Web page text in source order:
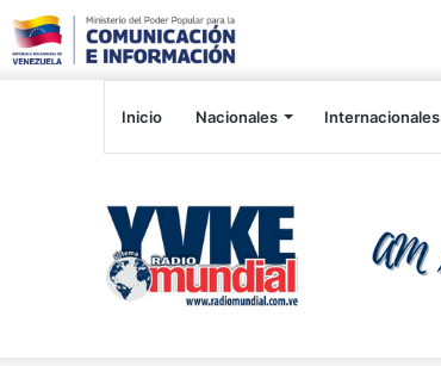
Inicio Nacionales Internacionales